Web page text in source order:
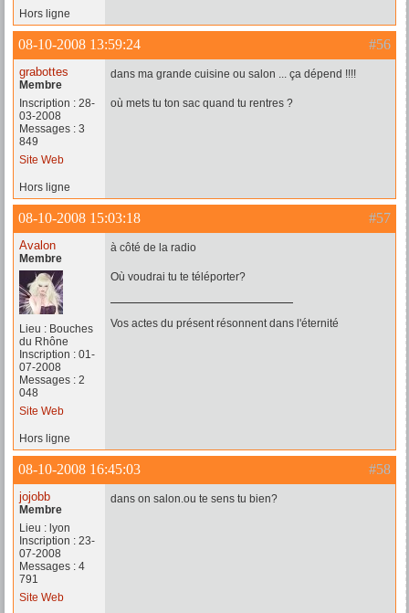
Hors ligne
#56
08-10-2008 13:59:24
grabottes
Membre
Inscription : 28-
03-2008
Messages : 3
849
Site Web
dans ma grande cuisine ou salon ... ça dépend !!!!
où mets tu ton sac quand tu rentres ?
Hors ligne
#57
08-10-2008 15:03:18
Avalon
Membre
Lieu : Bouches
du Rhône
Inscription : 01-
07-2008
Messages : 2
048
Site Web
à côté de la radio
Où voudrai tu te téléporter?
Vos actes du présent résonnent dans l'éternité
Hors ligne
#58
08-10-2008 16:45:03
jojobb
Membre
Lieu : lyon
Inscription : 23-
07-2008
Messages : 4
791
Site Web
dans on salon.ou te sens tu bien?